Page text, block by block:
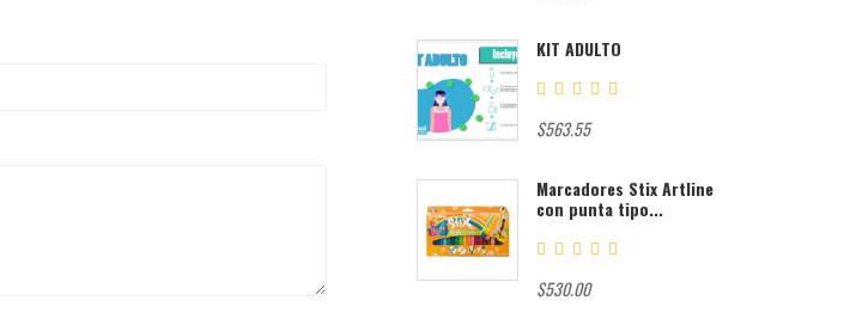
KIT ADULTO
$563.55
Marcadores Stix Artline
con punta tipo...
$530.00